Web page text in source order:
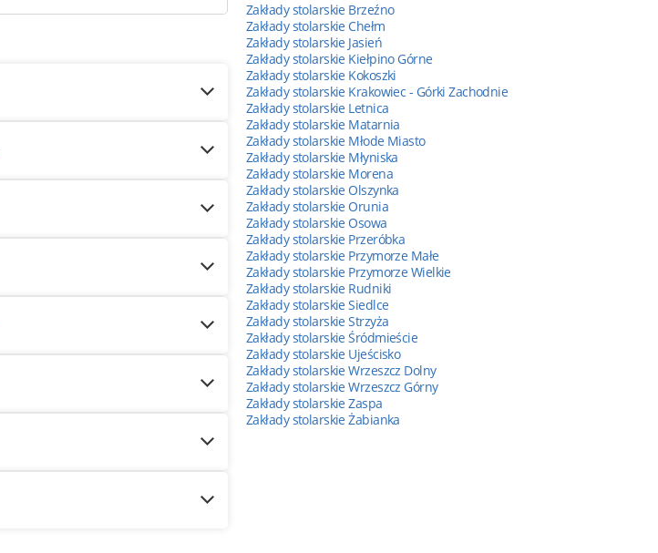
Zakłady stolarskie Brzeźno
Zakłady stolarskie Chełm
Zakłady stolarskie Jasień
Zakłady stolarskie Kiełpino Górne
Zakłady stolarskie Kokoszki
Zakłady stolarskie Krakowiec - Górki Zachodnie
Zakłady stolarskie Letnica
Zakłady stolarskie Matarnia
Zakłady stolarskie Młode Miasto
Zakłady stolarskie Młyniska
Zakłady stolarskie Morena
Zakłady stolarskie Olszynka
Zakłady stolarskie Orunia
Zakłady stolarskie Osowa
Zakłady stolarskie Przeróbka
Zakłady stolarskie Przymorze Małe
Zakłady stolarskie Przymorze Wielkie
Zakłady stolarskie Rudniki
Zakłady stolarskie Siedlce
Zakłady stolarskie Strzyża
Zakłady stolarskie Śródmieście
Zakłady stolarskie Ujeścisko
Zakłady stolarskie Wrzeszcz Dolny
Zakłady stolarskie Wrzeszcz Górny
Zakłady stolarskie Zaspa
Zakłady stolarskie Żabianka